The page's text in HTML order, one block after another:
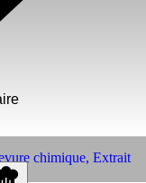
chimique, Extrait